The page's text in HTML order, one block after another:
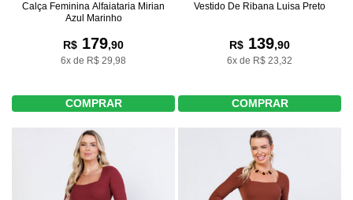
Calça Feminina Alfaiataria Mirian
Azul Marinho
R$ 179,90
6x de R$ 29,98
COMPRAR
Vestido De Ribana Luisa Preto
R$ 139,90
6x de R$ 23,32
COMPRAR